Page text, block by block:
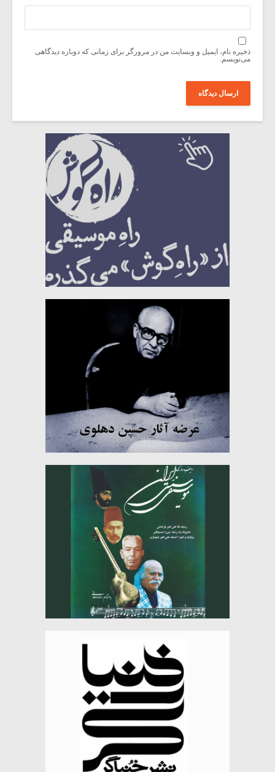
ذخیره نام، ایمیل و وبسایت من در مرورگر برای زمانی که دوباره دیدگاهی
می‌نویسم.